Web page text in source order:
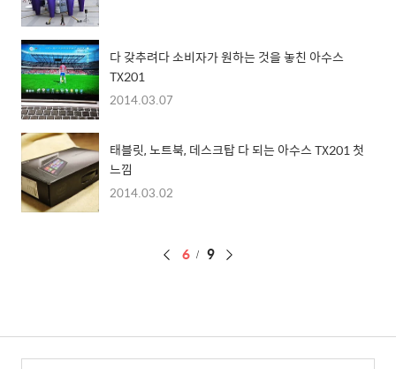
다 갖추려다 소비자가 원하는 것을 놓친 아수스
TX201
2014.03.07
태블릿, 노트북, 데스크탑 다 되는 아수스 TX201 첫
느낌
2014.03.02
페
6 9